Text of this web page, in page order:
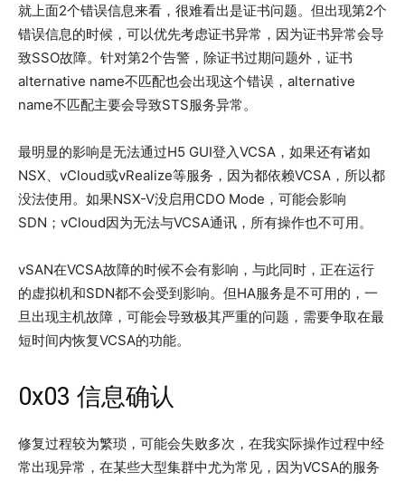
就上面2个错误信息来看，很难看出是证书问题。但出现第2个
错误信息的时候，可以优先考虑证书异常，因为证书异常会导
致SSO故障。针对第2个告警，除证书过期问题外，证书
alternative name不匹配也会出现这个错误，alternative
name不匹配主要会导致STS服务异常。
最明显的影响是无法通过H5 GUI登入VCSA，如果还有诸如
NSX、vCloud或vRealize等服务，因为都依赖VCSA，所以都
没法使用。如果NSX-V没启用CDO Mode，可能会影响
SDN；vCloud因为无法与VCSA通讯，所有操作也不可用。
vSAN在VCSA故障的时候不会有影响，与此同时，正在运行
的虚拟机和SDN都不会受到影响。但HA服务是不可用的，一
旦出现主机故障，可能会导致极其严重的问题，需要争取在最
短时间内恢复VCSA的功能。
0x03 信息确认
修复过程较为繁琐，可能会失败多次，在我实际操作过程中经
常出现异常，在某些大型集群中尤为常见，因为VCSA的服务